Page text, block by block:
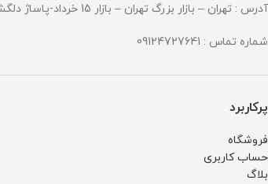
آدرس : تهران – بازار بزرگ تهران – بازار 15 خرداد-پاساژ دلگشا – طبقه منفی 3 – پلاک 94
شماره تماس : 09124727641
پرکاربرد
فروشگاه
حساب کاربری
بلاگ